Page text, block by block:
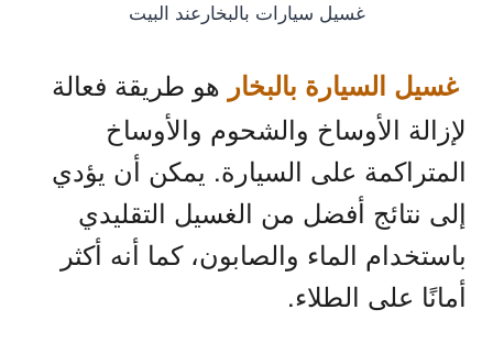
غسيل سيارات بالبخارعند البيت
غسيل السيارة بالبخار هو طريقة فعالة
لإزالة الأوساخ والشحوم والأوساخ
المتراكمة على السيارة. يمكن أن يؤدي
إلى نتائج أفضل من الغسيل التقليدي
باستخدام الماء والصابون، كما أنه أكثر
أمانًا على الطلاء.